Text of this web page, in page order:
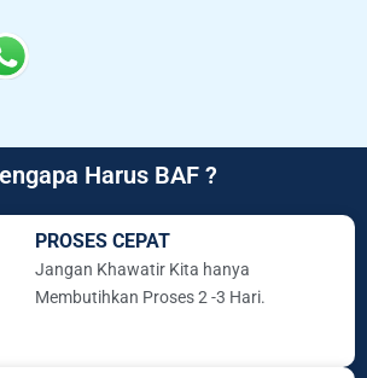
Harus BAF ?
PROSES CEPAT
Jangan Khawatir Kita hanya
Membutihkan Proses 2 -3 Hari.